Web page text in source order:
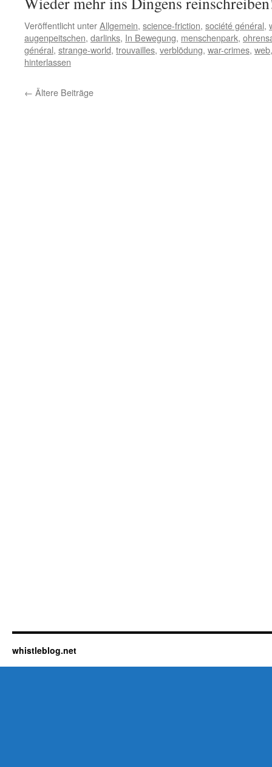
Veröffentlicht unterAllgemein, science-friction, société général,
augenpeitschen, darlinks, In Bewegung, menschenpark,
général, strange-world, trouvailles, verblödung, war-crimes, web
hinterlassen
← Ältere Beiträge
whistleblog.net